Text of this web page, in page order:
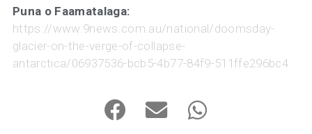
Puna o Faamatalaga:
https://www.9news.com.au/national/doomsday-
glacier-on-the-verge-of-collapse-
antarctica/06937536-bcb5-4b77-84f9-511ffe296bc4